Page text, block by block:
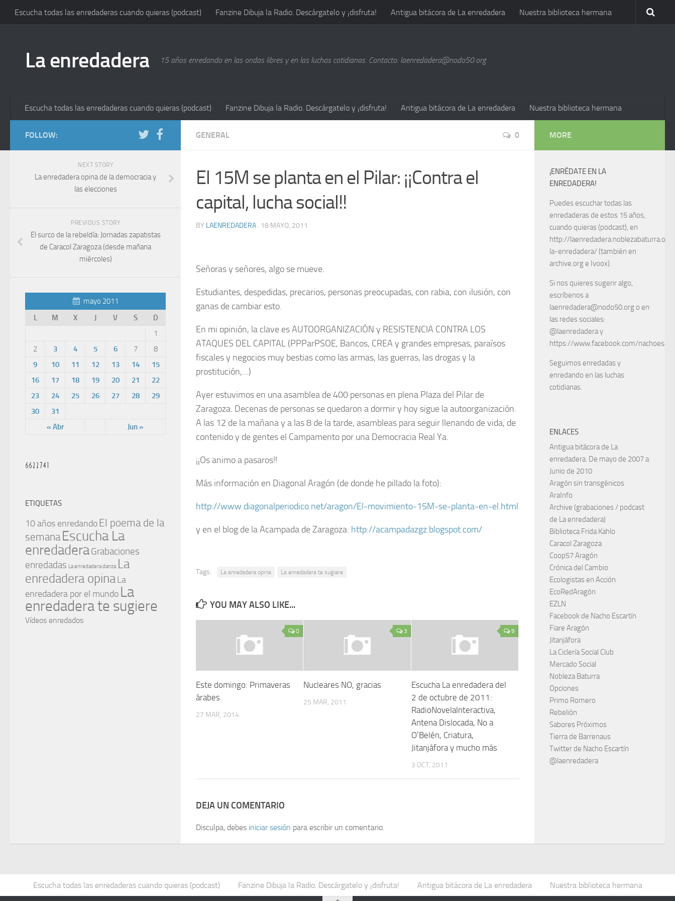
Escucha todas las enredaderas cuando quieras (podcast) Fanzine Dibuja la Radio. Descárgatelo y ¡disfruta! Antigua bitácora de La enredadera Nuestra biblioteca hermana
La enredadera 15 años enredando en las ondas libres y en las luchas cotidianas. Contacto: laenredadera@nodo50.org
Escucha todas las enredaderas cuando quieras (podcast) Fanzine Dibuja la Radio. Descárgatelo y ¡disfruta! Antigua bitácora de La enredadera Nuestra biblioteca hermana
GENERAL 0
El 15M se planta en el Pilar: ¡¡Contra el
capital, lucha social!!
BY LAENREDADERA · 18 MAYO, 2011
Señoras y señores, algo se mueve.
Estudiantes, despedidas, precarios, personas preocupadas, con rabia, con ilusión, con
ganas de cambiar esto.
En mi opinión, la clave es AUTOORGANIZACIÓN y RESISTENCIA CONTRA LOS
ATAQUES DEL CAPITAL (PPParPSOE, Bancos, CREA y grandes empresas, paraísos
fiscales y negocios muy bestias como las armas, las guerras, las drogas y la
prostitución,…)
Ayer estuvimos en una asamblea de 400 personas en plena Plaza del Pilar de
Zaragoza. Decenas de personas se quedaron a dormir y hoy sigue la autoorganización.
A las 12 de la mañana y a las 8 de la tarde, asambleas para seguir llenando de vida, de
contenido y de gentes el Campamento por una Democracia Real Ya.
¡¡Os animo a pasaros!!
Más información en Diagonal Aragón (de donde he pillado la foto):
http://www.diagonalperiodico.net/aragon/El-movimiento-15M-se-planta-en-el.html
y en el blog de la Acampada de Zaragoza: http://acampadazgz.blogspot.com/
Tags: La enredadera opina La enredadera te sugiere
YOU MAY ALSO LIKE...
0
Este domingo: Primaveras
árabes
27 MAR, 2014
3
Nucleares NO, gracias
25 MAR, 2011
9
Escucha La enredadera del
2 de octubre de 2011:
RadioNovelaInteractiva,
Antena Dislocada, No a
O’Belén, Criatura,
Jitanjáfora y mucho más
3 OCT, 2011
DEJA UN COMENTARIO
Disculpa, debes iniciar sesión para escribir un comentario.
FOLLOW:
NEXT STORY
La enredadera opina de la democracia y
las elecciones
PREVIOUS STORY
El surco de la rebeldía: Jornadas zapatistas
de Caracol Zaragoza (desde mañana
miércoles)
mayo 2011
L
M X J V S D
« Abr Jun »
1
2
3 4 5 6 7
8
9
10 11 12 13 14
15
16
17 18 19 20 21
22
23
24 25 26 27 28
29
30
31
ETIQUETAS
10 años enredando El poema de la
semana Escucha La
enredaderaGrabaciones
enredadas La enredadera danza La
enredadera opina La
enredadera por el mundo La
enredadera te sugiere
Vídeos enredados
MORE
¡ENRÉDATE EN LA
ENREDADERA!
Puedes escuchar todas las
enredaderas de estos 15 años,
cuando quieras (podcast), en
http://
la-enredadera/ (también en
archive.org e Ivoox).
Si nos quieres sugerir algo,
escríbenos a
laenredadera@nodo50.org o en
las redes sociales:
@laenredadera y
https://www.facebook.com/
Seguimos enredadas y
enredando en las luchas
cotidianas.
ENLACES
Antigua bitácora de La
enredadera. De mayo de 2007 a
Junio de 2010
Aragón sin transgénicos
AraInfo
Archive (grabaciones / podcast
de La enredadera)
Biblioteca Frida Kahlo
Caracol Zaragoza
Coop57 Aragón
Crónica del Cambio
Ecologistas en Acción
EcoRedAragón
EZLN
Facebook de Nacho Escartín
Fiare Aragón
Jitanjáfora
La Ciclería Social Club
Mercado Social
Nobleza Baturra
Opciones
Primo Romero
Rebelión
Sabores Próximos
Tierra de Barrenaus
Twitter de Nacho Escartín
@laenredadera
Escucha todas las enredaderas cuando quieras (podcast) Fanzine Dibuja la Radio. Descárgatelo y ¡disfruta! Antigua bitácora de La enredadera Nuestra biblioteca hermana